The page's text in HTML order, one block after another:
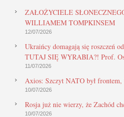
ZAŁOŻYCIELE
WILLIAMEM TOMPKINSEM
12/07/2026
Ukraińcy domagają się roszczeń
TUTAJ SIĘ WYRABIA?! Prof.
11/07/2026
Axios: Szczyt NATO był
10/07/2026
Rosja już nie wierzy, że Zachód
10/07/2026